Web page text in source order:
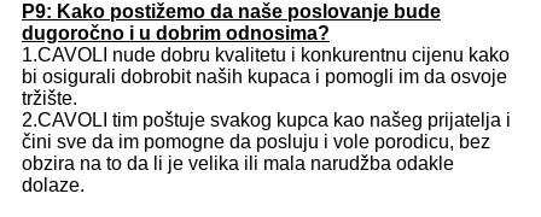
P9: Kako postižemo da naše poslovanje bude
dugoročno i u dobrim odnosima?
1.CAVOLI nude dobru kvalitetu i konkurentnu cijenu kako
bi osigurali dobrobit naših kupaca i pomogli im da osvoje
tržište.
2.CAVOLI tim poštuje svakog kupca kao našeg prijatelja i
čini sve da im pomogne da posluju i vole porodicu, bez
obzira na to da li je velika ili mala narudžba odakle
dolaze.